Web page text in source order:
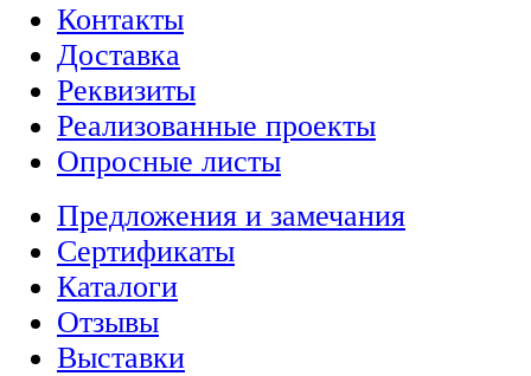
Контакты
Доставка
Реквизиты
Реализованные проекты
Опросные листы
Предложения и замечания
Сертификаты
Каталоги
Отзывы
Выставки